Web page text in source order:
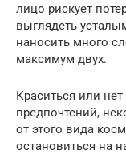
лицо рискует
выглядеть
наносить много
максимум двух.
Краситься или
предпочтений,
от этого вида
остановиться на